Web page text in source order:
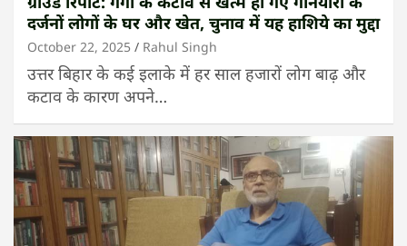
दर्जनों लोगों के घर और खेत, चुनाव में यह हाशिये का मुद्दा
October 22, 2025 Rahul Singh
उत्तर बिहार के कई इलाके में हर साल हजारों लोग बाढ़ और
कटाव के कारण अपने…